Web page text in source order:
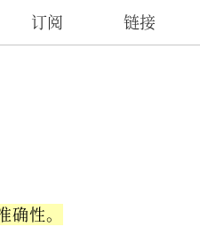
订阅 链接
性。